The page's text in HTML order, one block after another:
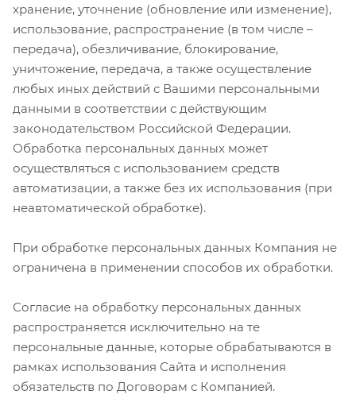
хранение, уточнение (обновление или изменение),
использование, распространение (в том числе –
передача), обезличивание, блокирование,
уничтожение, передача, а также осуществление
любых иных действий с Вашими персональными
данными в соответствии с действующим
законодательством Российской Федерации.
Обработка персональных данных может
осуществляться с использованием средств
автоматизации, а также без их использования (при
неавтоматической обработке).
При обработке персональных данных Компания не
ограничена в применении способов их обработки.
Согласие на обработку персональных данных
распространяется исключительно на те
персональные данные, которые обрабатываются в
рамках использования Сайта и исполнения
обязательств по Договорам с Компанией.